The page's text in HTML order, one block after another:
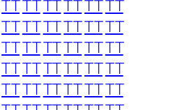
TTTTTTTTTTTT
TTTTTTTTTTTT
TTTTTTTTTTTT
TTTTTTTTTTTT
TTTTTTTTTTTT